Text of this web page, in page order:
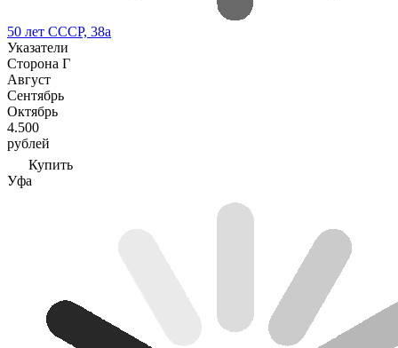
50 лет СССР, 38а
Указатели
Сторона Г
Август
Сентябрь
Октябрь
4.500
рублей
Купить
Уфа